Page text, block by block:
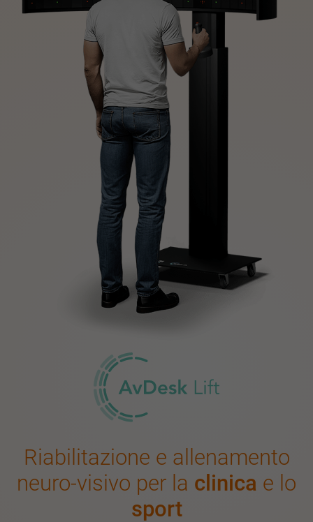
Riabilitazione e allenamento
neuro-visivo per la clinica e lo
sport